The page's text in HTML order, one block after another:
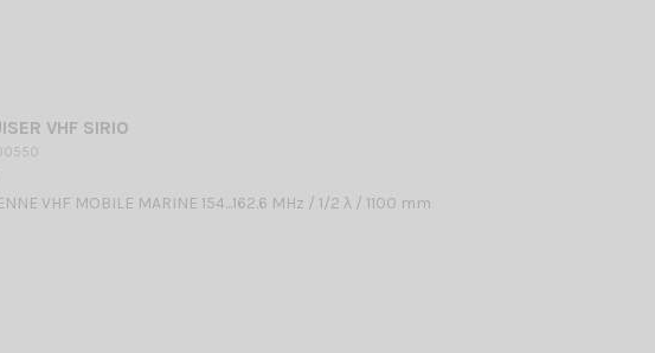
VHF SIRIO
VHF MOBILE MARINE 154...162.6 MHz / 1/2 λ / 1100 mm